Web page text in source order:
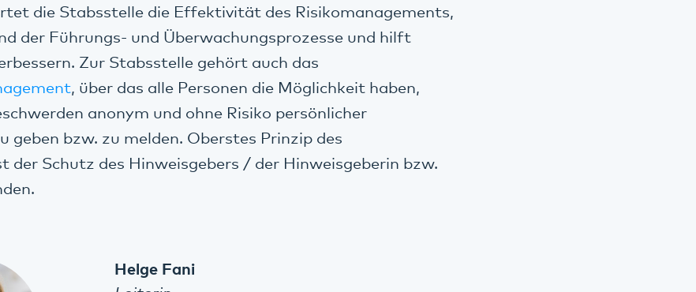
die Stabsstelle die Effektivität des Risikomanagements,
der Führungs- und Überwachungsprozesse und hilft
Zur Stabsstelle gehört auch das
, über das alle Personen die Möglichkeit haben,
anonym und ohne Risiko persönlicher
geben bzw. zu melden. Oberstes Prinzip des
der Schutz des Hinweisgebers / der Hinweisgeberin bzw.
Helge Fani